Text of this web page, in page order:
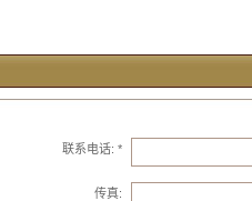
联系电话: *
传真: